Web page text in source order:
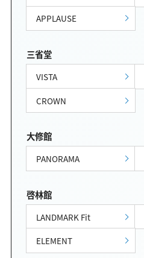
APPLAUSE
三省堂
VISTA
CROWN
大修館
PANORAMA
啓林館
LANDMARK Fit
ELEMENT